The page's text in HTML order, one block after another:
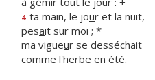
4 ta main, le jour et la nuit,
pesait sur moi ; *
ma vigueur se desséchait
comme l'herbe en été.